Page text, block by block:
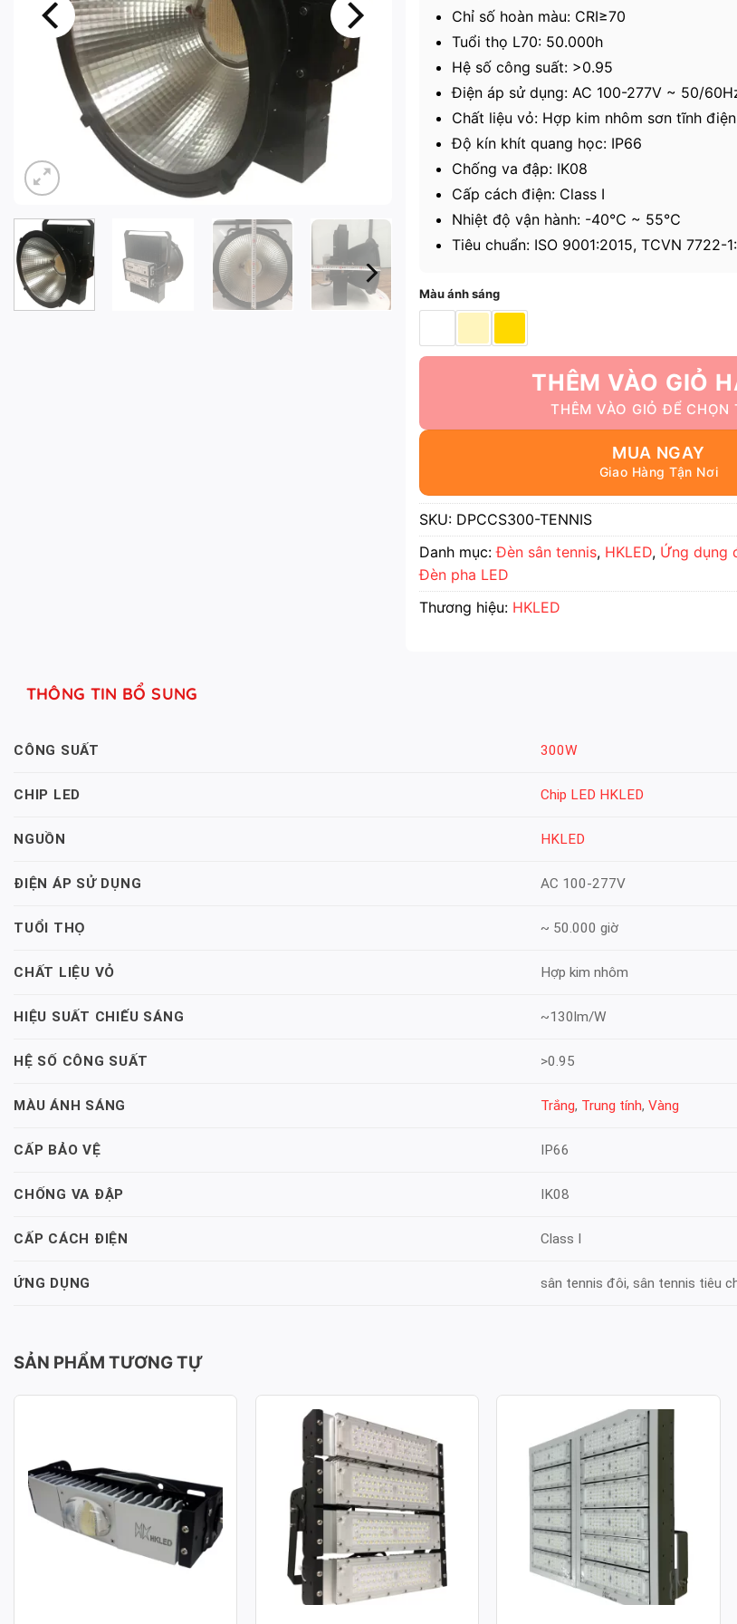
Chỉ số hoàn màu: CRI≥70
Tuổi thọ L70: 50.000h
Hệ số công suất: >0.95
Điện áp sử dụng: AC 100-277V ~ 50/
Chất liệu vỏ: Hợp kim nhôm sơn tĩnh điện
Độ kín khít quang học: IP66
Chống va đập: IK08
Cấp cách điện: Class I
Nhiệt độ vận hành: -40℃ ~ 55℃
Tiêu chuẩn: ISO 9001:2015, TCVN 7722-
Màu ánh sáng
THÊM VÀO GIỎ
MUA NGAY
SKU: DPCCS300-TENNIS
Danh mục:Đèn sân tennis, HKLED, Ứng dụng
Đèn pha LED
Thương hiệu: HKLED
THÔNG TIN BỔ SUNG
CÔNG SUẤT 300W
CHIP LED Chip LED HKLED
NGUỒN HKLED
ĐIỆN ÁP SỬ DỤNG AC 100-277V
TUỔI THỌ ~ 50.000 giờ
CHẤT LIỆU VỎ Hợp kim nhôm
HIỆU SUẤT CHIẾU SÁNG ~130lm/W
HỆ SỐ CÔNG SUẤT >0.95
MÀU ÁNH SÁNG Trắng, Trung tính, Vàng
CẤP BẢO VỆ IP66
CHỐNG VA ĐẬP IK08
CẤP CÁCH ĐIỆN Class I
ỨNG DỤNG sân tennis đôi, sân tennis tiêu
SẢN PHẨM TƯƠNG TỰ
Công suất: 50W
Hiệu suất chiếu sáng: 130lm/W
Nhiệt độ màu: 3.000K / 4.000K /
6.000K
Chỉ số hoàn màu: CRI≥70
Tuổi thọ L70: 50.000h
ĐÈN PHA LED MODULE SMD
P03 – CÔNG SUẤT 200W
Công suất: 200W
Hiệu suất chiếu sáng: 130lm/W
Nhiệt độ màu: 3.000K / 4.000K /
6.000K
Chỉ số hoàn màu: CRI≥70
Tuổi thọ L70: 50.000h
Hệ số công suất: >0.95
Điện áp sử dụng: AC 100-277V ~
ĐÈN PHA LED MODULE SMD
P02 – CÔNG SUẤT 600W
Công suất: 600W
Hiệu suất chiếu sáng: 130lm/W
Nhiệt độ màu: 3.000K / 4.000K /
6.000K
Chỉ số hoàn màu: CRI≥70
Tuổi thọ L70: 50.000h
Hệ số công suất: >0.95
Điện áp sử dụng: AC 100-277V ~